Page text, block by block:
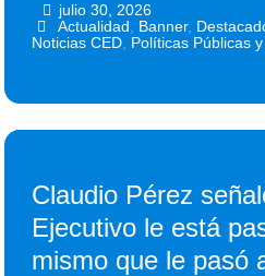
julio 30, 2026
Actualidad Banner,
Noticias CED Políticas Públicas
Claudio Pérez
Ejecutivo le está
mismo que le pasó